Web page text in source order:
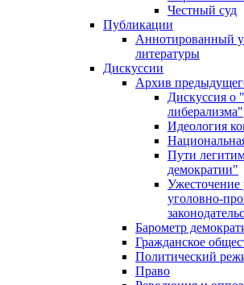
Честный суд
Публикации
Аннотированный
литературы
Дискуссии
Архив
Дискуссия о
либерализма"
Идеология
Пути
демократии"
Ужесточение
уголовно-
Барометр
Гражданское
Политический
Право